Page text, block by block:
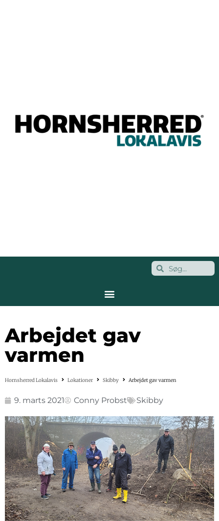
Arbejdet gav
varmen
Hornsherred Lokalavis Lokationer Skibby Arbejdet gav varmen
9. marts 2021 Conny Probst Skibby